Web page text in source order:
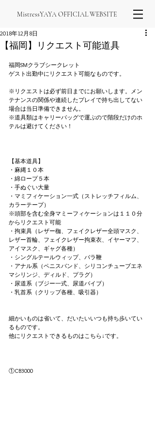
MistressYAYA OFFICIAL WEBSITE
【福岡】リクエスト可能道具
2018年12月8日
福岡SMクラブシークレット
ゲスト出勤中にリクエスト可能なものです。
※リクエストは必ず前日までにお願いします。メン
テナンスの関係や連続したプレイで持ち出してない
場合は当日準備できません。
※道具類はキャリーバッグで運ぶので階段だけのホ
テルは避けてください！
【基本道具】
・麻縄１０本
・綿ロープ５本
・手ぬぐい大量
・マミフィケーション一式（ストレッチフィルム、
カラーテープ）
※頭部を含む全身マミーフィケーションは１１０分
からリクエスト可能
・拘束具（レザー枷、フェイクレザー全頭マスク、
レザー首輪、フェイクレザー拘束衣、イヤーマフ、
アイマスク、ギャグ各種）
・シングルテールウィップ、バラ鞭
・アナル系（ペニスバンド、シリコンチューブエネ
マシリンジ、ディルド、プラグ）
・尿道系（ブジー一式、尿道バイブ）
・乳首系（クリップ各種、吸引器）
細かいものは省いて、だいたいいつも持ち歩いてい
るものです。
他にリクエストできるものはこちら↓です。
①CB3000